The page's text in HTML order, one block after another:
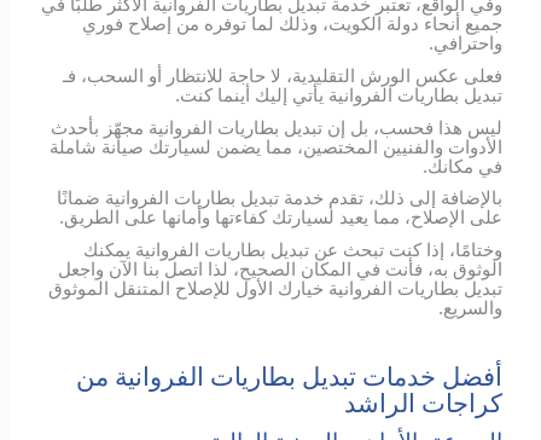
وفي الواقع، تعتبر خدمة تبديل بطاريات الفروانية الأكثر طلبًا في
جميع أنحاء دولة الكويت، وذلك لما توفره من إصلاح فوري
واحترافي.
فعلى عكس الورش التقليدية، لا حاجة للانتظار أو السحب، فـ
تبديل بطاريات الفروانية يأتي إليك أينما كنت.
ليس هذا فحسب، بل إن تبديل بطاريات الفروانية مجهّز بأحدث
الأدوات والفنيين المختصين، مما يضمن لسيارتك صيانة شاملة
في مكانك.
بالإضافة إلى ذلك، تقدم خدمة تبديل بطاريات الفروانية ضمانًا
على الإصلاح، مما يعيد لسيارتك كفاءتها وأمانها على الطريق.
وختامًا، إذا كنت تبحث عن تبديل بطاريات الفروانية يمكنك
الوثوق به، فأنت في المكان الصحيح، لذا اتصل بنا الآن واجعل
تبديل بطاريات الفروانية خيارك الأول للإصلاح المتنقل الموثوق
والسريع.
أفضل خدمات تبديل بطاريات الفروانية من
كراجات الراشد